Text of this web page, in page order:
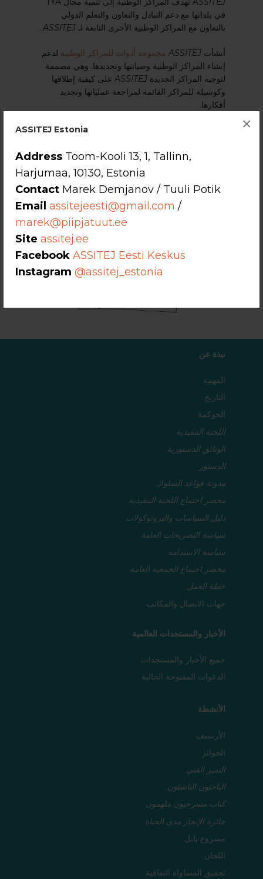
ASSITEJ Estonia
Address Toom-Kooli 13, 1, Tallinn,
Harjumaa, 10130, Estonia
Contact Marek Demjanov / Tuuli Potik
Email assitejeesti@gmail.com /
marek@piipjatuut.ee
Site assitej.ee
Facebook ASSITEJ Eesti Keskus
Instagram @assitej_estonia
×
في بلدانها مع دعم التبادل والتعاون والتعلم الدولي
بالتعاون مع المراكز الوطنية الأخرى التابعة لـASSITEJ
.
أنشأتASSITEJ مجموعة أدوات للمراكز الوطنية لدعم
إنشاء المراكز الوطنية وصيانتها وتجديدها. وهي مصممة
لتوجيه المراكز الجديدةASSITEJ على كيفية إطلاقها
وكوسيلة للمراكز القائمة لمراجعة عملياتها وتجديد
أفكارها.
نبذة عن
المهمة
التاريخ
الحوكمة
اللجنة التنفيذية
الوثائق الدستورية
الدستور
مدونة قواعد السلوك
محضر اجتماع اللجنة التنفيذية
دليل السياسات والبروتوكولات
سياسة التصريحات العامة
سياسة الاستدامة
محضر اجتماع الجمعية العامة
خطة العمل
جهات الاتصال والمكاتب
الأخبار والمستجدات العالمية
جميع الأخبار والمستجدات
الدعوات المفتوحة الحالية
الأنشطة
الأرشيف
الجوائز
التميز الفني
الباحثون الناشئون
كتاب مسرحيون ملهمون
جائزة الإنجاز مدى الحياة
مشروع بابل
اللجان
تحقيق المساواة الثقافية